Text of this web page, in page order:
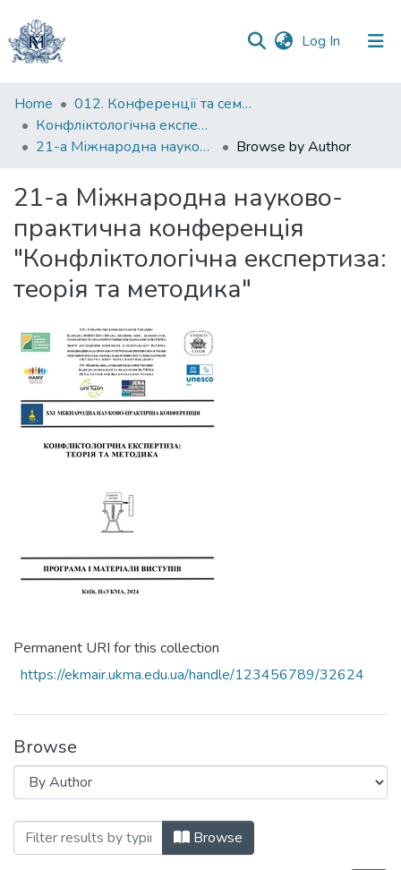
Log In (current)
Communities
&
Collections
Home
012. Конференції та семінари НаУКМА
Конфліктологічна експертиза: теорія та методика
21-а Міжнародна науково-практична конференція "Конфліктологічна експертиза: теорія та методика"
Browse by Author
21-а Міжнародна науково-
практична конференція
"Конфліктологічна експертиза:
теорія та методика"
Permanent URI for this collection
https://ekmair.ukma.edu.ua/handle/123456789/32624
Browse
Browsing 21-а Міжнародна науково-
Browse